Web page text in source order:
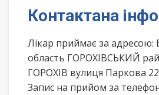
Контактана
Лікар приймає за
область ГОРОХІВСЬКИЙ
ГОРОХІВ вулиця Паркова 22
Запис на прийом за